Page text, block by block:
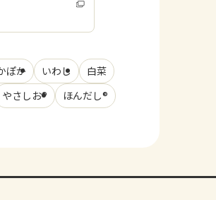
ぽか いわし
白菜
やさしお® ほんだし®